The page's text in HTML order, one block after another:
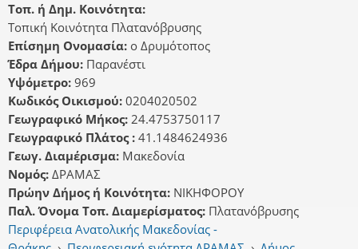
Τοπ. ή Δημ. Κοινότητα:
Τοπική Κοινότητα Πλατανόβρυσης
Επίσημη Ονομασία: ο Δρυμότοπος
Έδρα Δήμου: Παρανέστι
Υψόμετρο: 969
Κωδικός Οικισμού: 0204020502
Γεωγραφικό Μήκος: 24.4753750117
Γεωγραφικό Πλάτος : 41.1484624936
Γεωγ. Διαμέρισμα: Μακεδονία
Νομός: ΔΡΑΜΑΣ
Πρώην Δήμος ή Κοινότητα: ΝΙΚΗΦΟΡΟΥ
Παλ. Όνομα Τοπ. Διαμερίσματος: Πλατανόβρυσης
Περιφέρεια Ανατολικής Μακεδονίας -